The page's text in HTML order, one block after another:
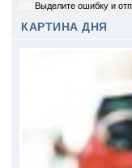
Выделите ошибку и
КАРТИНА ДНЯ